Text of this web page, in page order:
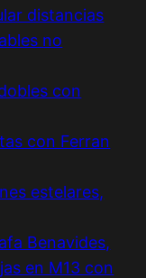
distancias
no
con
con Ferran
estelares,
Benavides,
en M13 con